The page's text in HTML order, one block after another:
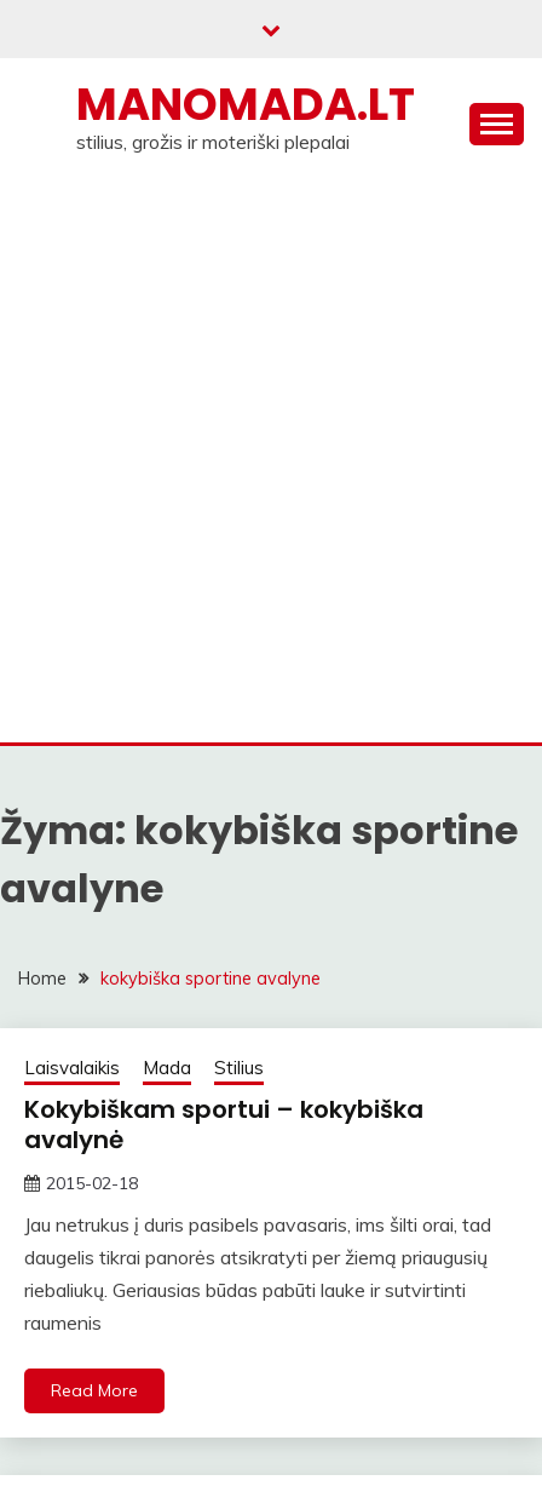
MANOMADA.LT
stilius, grožis ir moteriški plepalai
Žyma: kokybiška sportine
avalyne
Home kokybiška sportine avalyne
Laisvalaikis Mada Stilius
Kokybiškam sportui – kokybiška
avalynė
2015-02-18
Jau netrukus į duris pasibels pavasaris, ims šilti orai, tad
daugelis tikrai panorės atsikratyti per žiemą priaugusių
riebaliukų. Geriausias būdas pabūti lauke ir sutvirtinti
raumenis
Read More